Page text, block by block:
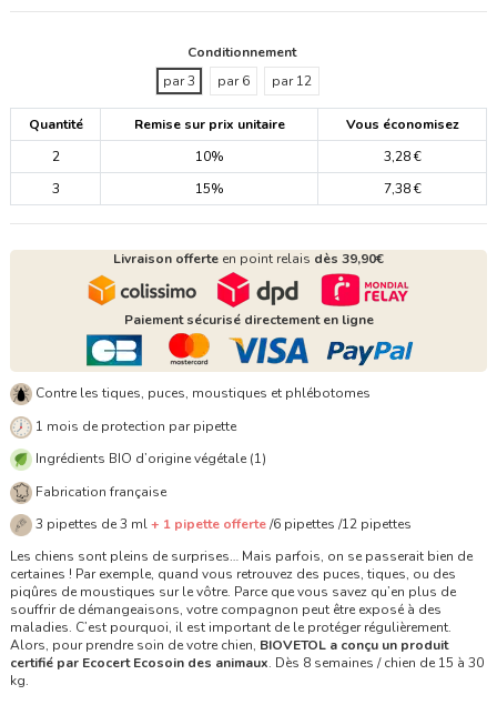
Conditionnement
par 3
par 6 par 12
Quantité Remise sur prix unitaire
Vous économisez
2
10%
3,28 €
3
15% 7,38 €
Livraison offerte en point relais dès 39,90€
Paiement sécurisé directement en ligne
Contre les tiques, puces, moustiques et phlébotomes
1 mois de protection par pipette
Ingrédients BIO d’origine végétale (1)
Fabrication française
3 pipettes de 3 ml+ 1 pipette offerte/6 pipettes /12 pipettes
Les chiens sont pleins de surprises… Mais parfois, on se passerait bien de
certaines ! Par exemple, quand vous retrouvez des puces, tiques, ou des
piqûres de moustiques sur le vôtre. Parce que vous savez qu’en plus de
souffrir de démangeaisons, votre compagnon peut être exposé à des
maladies. C’est pourquoi, il est important de le protéger régulièrement.
Alors, pour prendre soin de votre chien, BIOVETOL a conçu un produit
certifié par Ecocert Ecosoin des animaux. Dès 8 semaines / chien de 15 à 30
kg.